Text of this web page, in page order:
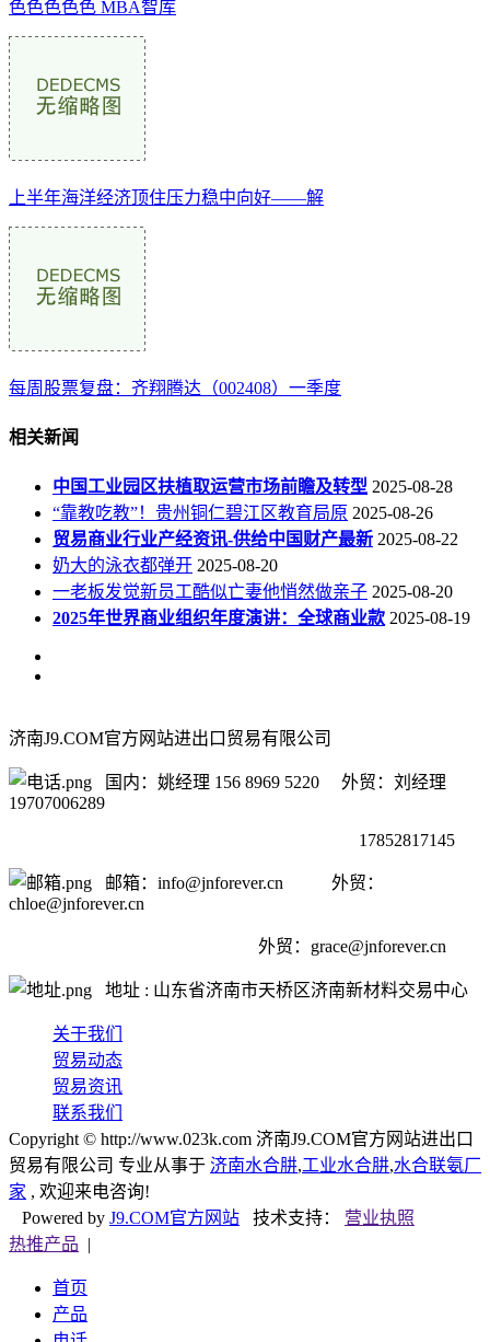
色色色色色 MBA智库
上半年海洋经济顶住压力稳中向好——解
每周股票复盘：齐翔腾达（002408）一季度
相关新闻
中国工业园区扶植取运营市场前瞻及转型 2025-08-28
“靠教吃教”！贵州铜仁碧江区教育局原 2025-08-26
贸易商业行业产经资讯-供给中国财产最新 2025-08-22
奶大的泳衣都弹开 2025-08-20
一老板发觉新员工酷似亡妻他悄然做亲子 2025-08-20
2025年世界商业组织年度演讲：全球商业款 2025-08-19
济南J9.COM官方网站进出口贸易有限公司
国内：姚经理 156 8969 5220 外贸：刘经理
19707006289
17852817145
邮箱：info@jnforever.cn 外贸：
chloe@jnforever.cn
外贸： grace@jnforever.cn
地址 : 山东省济南市天桥区济南新材料交易中心
关于我们
贸易动态
贸易资讯
联系我们
Copyright © http://www.023k.com 济南J9.COM官方网站进出口
贸易有限公司 专业从事于 济南水合肼,工业水合肼,水合联氨厂
家 , 欢迎来电咨询!
Powered by J9.COM官方网站 技术支持： 营业执照
热推产品 |
首页
产品